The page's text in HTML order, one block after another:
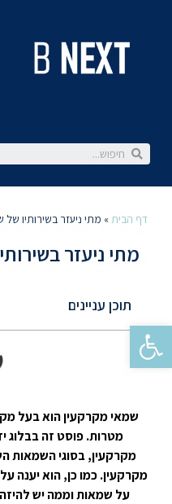
פתח סרגל נגישות
דף הבית » מתי ניעזר בשירותיו
מתי ניעזר
תוכן עניינים
שמאי מקרקעין הוא בעל
מטרות. פוסט זה בבלוג
מקרקעין, בסוגי השמאות
מקרקעין. כמו כן, הוא יענה
על שמאות וממה יש